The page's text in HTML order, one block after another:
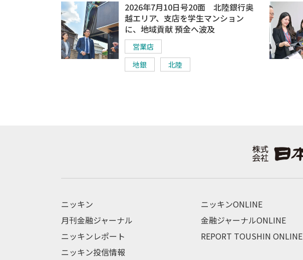
2026年7月10日号20面 北陸銀行奥
越エリア、支店を学生マンション
に、地域貢献 預金へ波及
営業店
地銀
北陸
ニッキン
月刊金融ジャーナル
ニッキンレポート
ニッキン投信情報
ニッキンONLINE
金融ジャーナルONLINE
REPORT TOUSHIN ONLINE